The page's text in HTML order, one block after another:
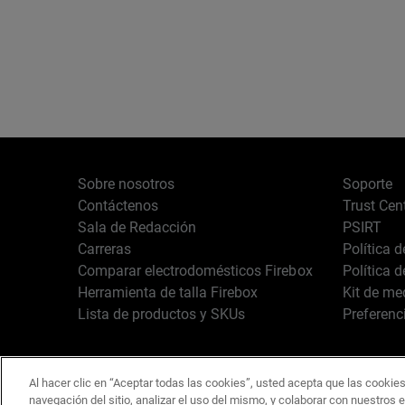
Sobre nosotros
Contáctenos
Sala de Redacción
Carreras
Comparar electrodomésticos Firebox
Herramienta de talla Firebox
Lista de productos y SKUs
Soporte
Trust
PSIRT
Política
Política
Kit de
Español Copyright © 1996-
Al hacer clic en “Aceptar todas las cookies”, usted acepta que las
navegación del sitio, analizar el uso del mismo, y colaborar con nuestros